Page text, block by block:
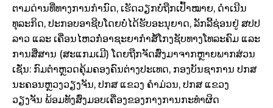
ຕາມດ່ານທີ່ທາງການກຳນົດ, ເຮັດວຽກບໍ່ຖືກເປົ້າໝາຍ, ດຳເນີນ
ທຸລະກິດ, ປະກອບອາຊີບໂດຍບໍ່ໄດ້ຮັບອະນຸຍາດ, ລັກລີ້ຊ່ອນຢູ່ ສປປ
ລາວ ແລະ ເຄື່ອນໄຫວກໍ່ອາຊະຍາກຳສໍ້ໂກງຊັບທາງໂທລະຄົມ ແລະ
ການສື່ສານ (ສະແກມເມີ) ໂດຍຖືກຈັດສົ່ງມາຈາກຫຼາຍພາກສ່ວນ
ເຊັ່ນ: ກົມຕຳຫຼວດຄຸ້ມຄອງຄົນຕ່າງປະເທດ, ກອງບັນຊາການ ປກສ
ນະຄອນຫຼວງວຽງຈັນ, ປກສ ແຂວງ ຄໍາມ່ວນ, ປກສ ແຂວງ
ວຽງຈັນ ພ້ອມທັງສົ່ງມອບເຄື່ອງຂອງກາງການກະທຳຜິດ